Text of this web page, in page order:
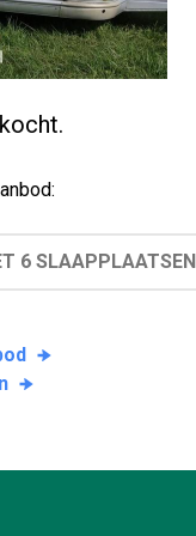
6 SLAAPPLAATSEN